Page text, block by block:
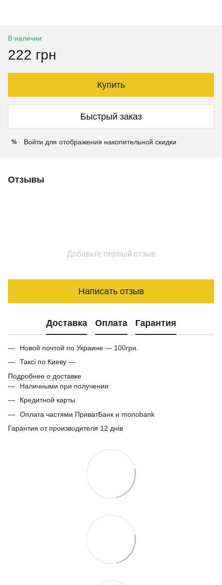
В наличии
222 грн
Купить
Быстрый заказ
% Войти для отображения накопительной скидки
Отзывы
Добавьте первый отзыв
Написать отзыв
Доставка Оплата Гарантия
Новой почтой по Украине — 100грн.
Таксі по Киеву —
Подробнее о доставке
Наличными при получении
Кредитной карты
Оплата частями ПриватБанк и monobank
Гарантия от производителя 12 днів